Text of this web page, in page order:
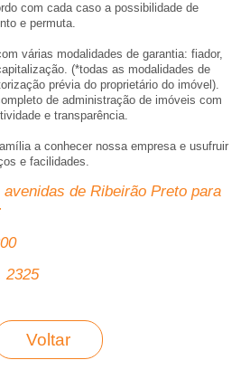
com cada caso a possibilidade de
e permuta.
várias modalidades de garantia: fiador,
(*todas as modalidades de
prévia do proprietário do imóvel).
de administração de imóveis com
e transparência.
a conhecer nossa empresa e usufruir
e facilidades.
de Ribeirão Preto para
2325
Voltar